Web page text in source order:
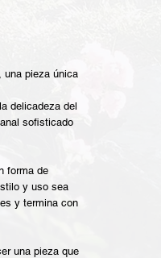
una pieza única
delicadeza del
sofisticado
forma de
y uso sea
y termina con
una pieza que